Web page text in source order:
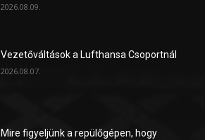
2026.08.09.
Vezetőváltások a Lufthansa Csoportnál
2026.08.07.
Mire figyeljünk a repülőgépen, hogy